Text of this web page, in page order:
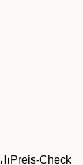
Preis-Check